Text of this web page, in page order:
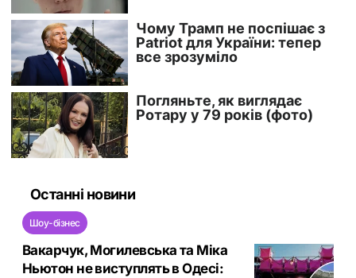
Останні новини
Шоу-бізнес
Вакарчук, Могилевська та Міка
Ньютон не виступлять в Одесі: